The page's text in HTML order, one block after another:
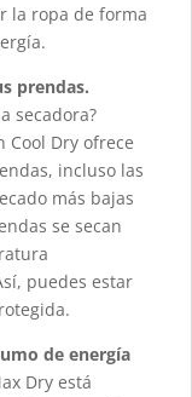
la ropa de forma
prendas.
secadora?
Cool Dry ofrece
incluso las
más bajas
se secan
puedes estar
de energía
Dry está